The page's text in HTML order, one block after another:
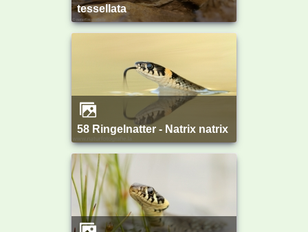
tessellata
58 Ringelnatter - Natrix natrix